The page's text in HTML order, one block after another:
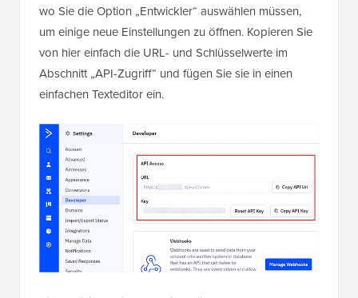
wo Sie die Option „Entwickler“ auswählen müssen,
um einige neue Einstellungen zu öffnen. Kopieren Sie
von hier einfach die URL- und Schlüsselwerte im
Abschnitt „API-Zugriff“ und fügen Sie sie in einen
einfachen Texteditor ein.